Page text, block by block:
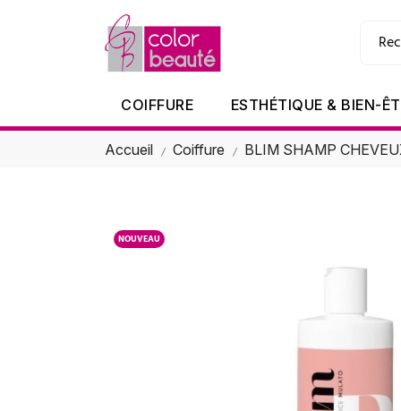
COIFFURE ESTHÉTIQUE & BIEN-
Accueil Coiffure BLIM SHAMP
NOUVEAU